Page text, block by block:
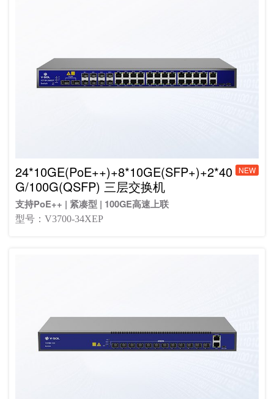
24*10GE(PoE++)+8*10GE(SFP+)+2*40
G/100G(QSFP) 三层交换机
NEW
支持PoE++ | 紧凑型 | 100GE高速上联
型号：V3700-34XEP